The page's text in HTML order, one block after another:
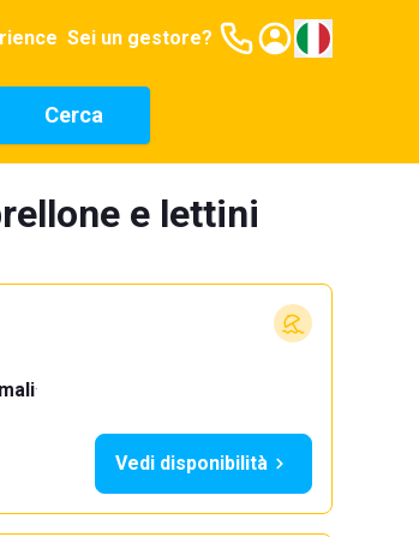
Sei un gestore?
Cerca
e lettini
·
Vedi disponibilità